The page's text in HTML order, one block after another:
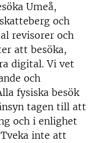
Umeå,
och
revisorer och
att besöka,
digital. Vi vet
och
fysiska besök
tagen till att
och i enlighet
inte att